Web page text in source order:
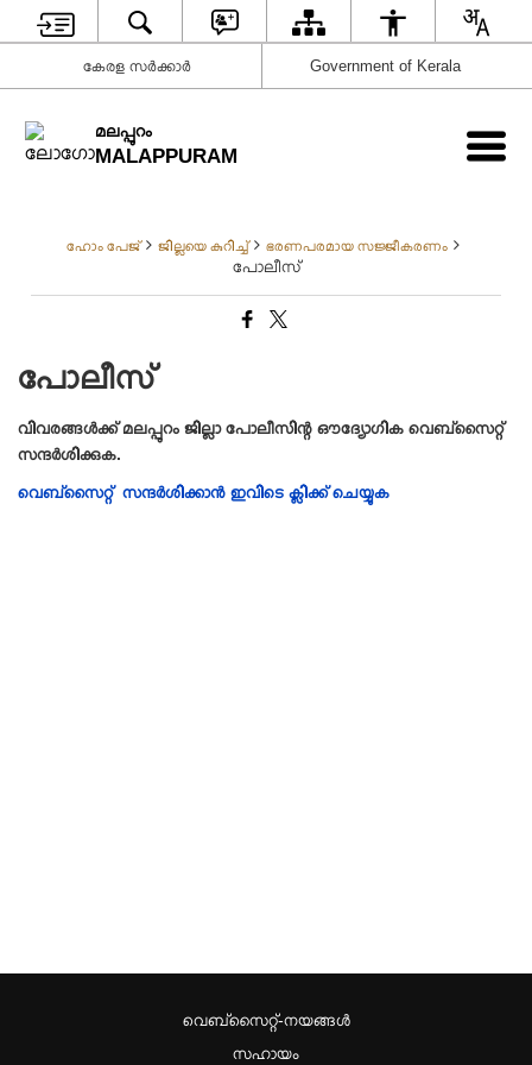
കേരള സര്‍ക്കാര്‍ Government of Kerala
മലപ്പുറം
MALAPPURAM
ഹോം പേജ് ജില്ലയെ കുറിച്ച് ഭരണപരമായ സജ്ജീകരണം
പോലീസ്
പോലീസ്
വിവരങ്ങൾക്ക് മലപ്പുറം ജില്ലാ പോലീസിന്റ ഔദ്യോഗിക വെബ്സൈറ്റ്
സന്ദര്‍ശിക്കുക.
വെബ്സൈറ്റ്സന്ദർശിക്കാൻ ഇവിടെ ക്ലിക്ക് ചെയ്യുക
വെബ്സൈറ്റ്-നയങ്ങള്‍
സഹായം